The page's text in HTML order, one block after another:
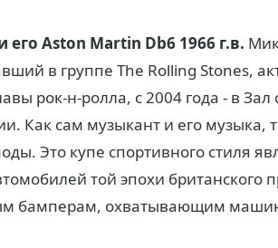
Aston Martin Db6 1966 г.в.
в группе The Rolling Stones,
рок-н-ролла, с 2004 года - в
Как сам музыкант и его музыка,
Это купе спортивного стиля
той эпохи британского
бамперам, охватывающим